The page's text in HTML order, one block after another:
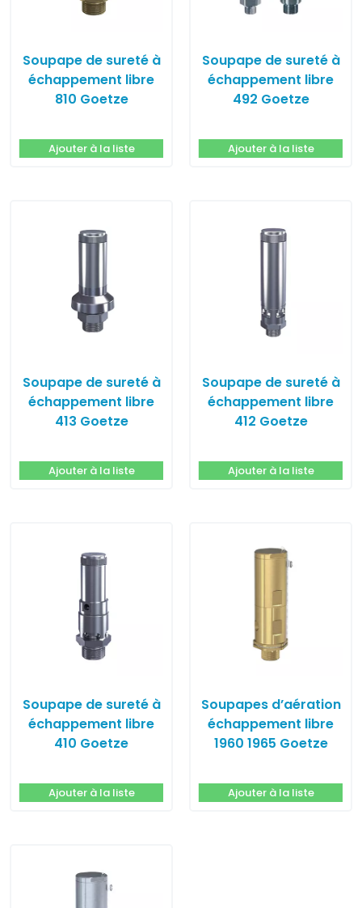
Soupape de sureté à
échappement libre
810 Goetze
Ajouter à la liste
Soupape de sureté à
échappement libre
492 Goetze
Ajouter à la liste
Soupape de sureté à
échappement libre
413 Goetze
Ajouter à la liste
Soupape de sureté à
échappement libre
412 Goetze
Ajouter à la liste
Soupape de sureté à
échappement libre
410 Goetze
Ajouter à la liste
Soupapes d’aération
échappement libre
1960 1965 Goetze
Ajouter à la liste